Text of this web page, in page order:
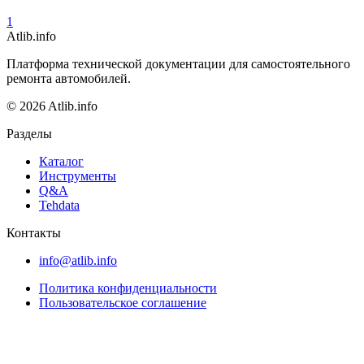
1
Atlib.info
Платформа технической документации для самостоятельного
ремонта автомобилей.
© 2026 Atlib.info
Разделы
Каталог
Инструменты
Q&A
Tehdata
Контакты
info@atlib.info
Политика конфиденциальности
Пользовательское соглашение